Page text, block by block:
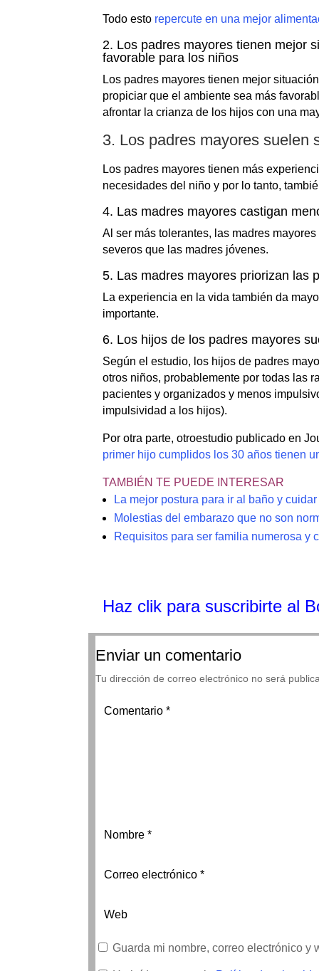
Todo esto repercute en una mejor
2. Los padres mayores tienen mejor
favorable para los niños
Los padres mayores tienen mejor
propiciar que el ambiente sea más
afrontar la crianza de los hijos con una
3. Los padres mayores suelen
Los padres mayores tienen más
necesidades del niño y por lo tanto,
4. Las madres mayores castigan
Al ser más tolerantes, las madres
severos que las madres jóvenes.
5. Las madres mayores priorizan las
La experiencia en la vida también da
importante.
6. Los hijos de los padres mayores
Según el estudio, los hijos de padres
otros niños, probablemente por todas las
pacientes y organizados y menos
impulsividad a los hijos).
Por otra parte, otroestudio publicado en
primer hijo cumplidos los 30 años tienen
TAMBIÉN TE PUEDE INTERESAR
La mejor postura para ir al baño y
Molestias del embarazo que no son
Requisitos para ser familia numerosa y
Haz clik para suscribirte al
Enviar un comentario
Tu dirección de correo electrónico no será
Guarda mi nombre, correo electrónico y